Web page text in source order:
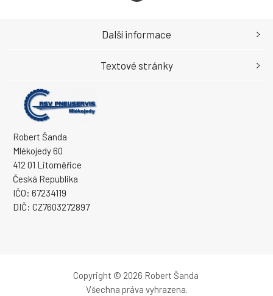
Robert Šanda
Mlékojedy 60
412 01 Litoměřice
Česká Republika
IČO: 67234119
DIČ: CZ7603272897
Další informace
Textové stránky
Copyright © 2026 Robert Šanda
Všechna práva vyhrazena.